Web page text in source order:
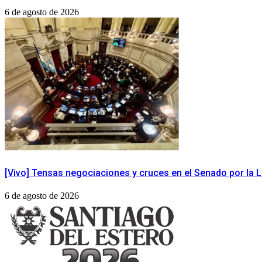
6 de agosto de 2026
[Vivo] Tensas negociaciones y cruces en el Senado por la
6 de agosto de 2026